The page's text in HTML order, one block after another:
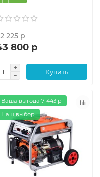
225 р
800 р
Купить
Ваша выгода 7 443 р
Наш выбор